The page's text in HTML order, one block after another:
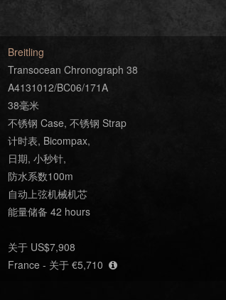
Breitling
Transocean Chronograph 38
A4131012/BC06/171A
38毫米
不锈钢 Case, 不锈钢 Strap
计时表, Bicompax,
日期, 小秒针,
防水系数100m
自动上弦机械机芯
能量储备 42 hours
关于 US$7,908
France - 关于 €5,710